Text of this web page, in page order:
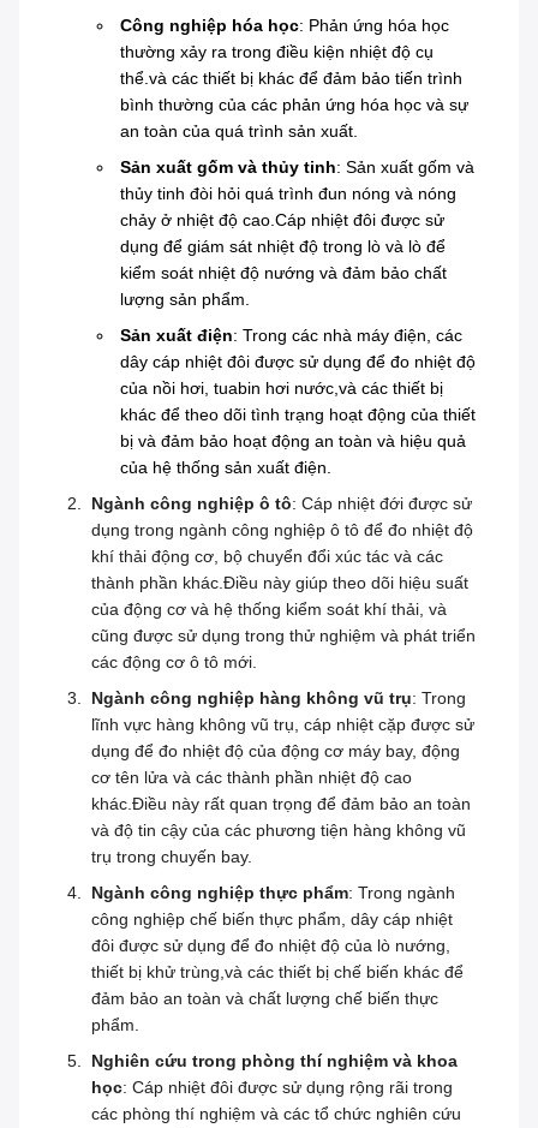
Công nghiệp hóa học: Phản ứng hóa học
thường xảy ra trong điều kiện nhiệt độ cụ
thể.và các thiết bị khác để đảm bảo tiến trình
bình thường của các phản ứng hóa học và sự
an toàn của quá trình sản xuất.
Sản xuất gốm và thủy tinh: Sản xuất gốm và
thủy tinh đòi hỏi quá trình đun nóng và nóng
chảy ở nhiệt độ cao.Cáp nhiệt đôi được sử
dụng để giám sát nhiệt độ trong lò và lò để
kiểm soát nhiệt độ nướng và đảm bảo chất
lượng sản phẩm.
Sản xuất điện: Trong các nhà máy điện, các
dây cáp nhiệt đôi được sử dụng để đo nhiệt độ
của nồi hơi, tuabin hơi nước,và các thiết bị
khác để theo dõi tình trạng hoạt động của thiết
bị và đảm bảo hoạt động an toàn và hiệu quả
của hệ thống sản xuất điện.
Ngành công nghiệp ô tô: Cáp nhiệt đới được sử
dụng trong ngành công nghiệp ô tô để đo nhiệt độ
khí thải động cơ, bộ chuyển đổi xúc tác và các
thành phần khác.Điều này giúp theo dõi hiệu suất
của động cơ và hệ thống kiểm soát khí thải, và
cũng được sử dụng trong thử nghiệm và phát triển
các động cơ ô tô mới.
Ngành công nghiệp hàng không vũ trụ: Trong
lĩnh vực hàng không vũ trụ, cáp nhiệt cặp được sử
dụng để đo nhiệt độ của động cơ máy bay, động
cơ tên lửa và các thành phần nhiệt độ cao
khác.Điều này rất quan trọng để đảm bảo an toàn
và độ tin cậy của các phương tiện hàng không vũ
trụ trong chuyến bay.
Ngành công nghiệp thực phẩm: Trong ngành
công nghiệp chế biến thực phẩm, dây cáp nhiệt
đôi được sử dụng để đo nhiệt độ của lò nướng,
thiết bị khử trùng,và các thiết bị chế biến khác để
đảm bảo an toàn và chất lượng chế biến thực
phẩm.
Nghiên cứu trong phòng thí nghiệm và khoa
học: Cáp nhiệt đôi được sử dụng rộng rãi trong
các phòng thí nghiệm và các tổ chức nghiên cứu